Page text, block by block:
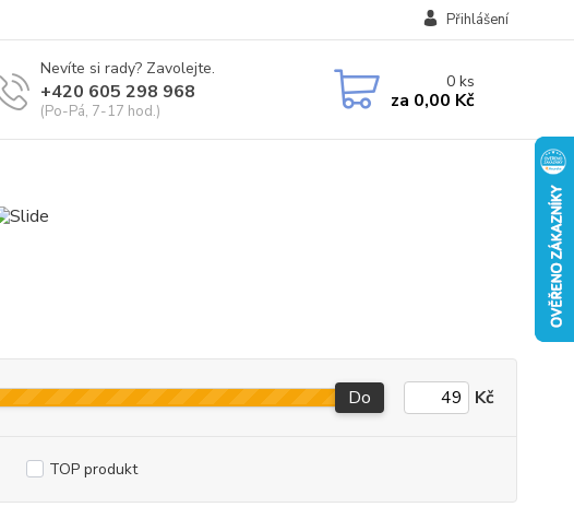
Přihlášení
Nevíte si rady? Zavolejte.
+420 605 298 968
(Po-Pá, 7-17 hod.)
0ks
za 0,00 Kč
Do Kč
TOP produkt